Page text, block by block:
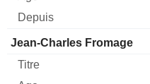
Jean-Charles Fromage